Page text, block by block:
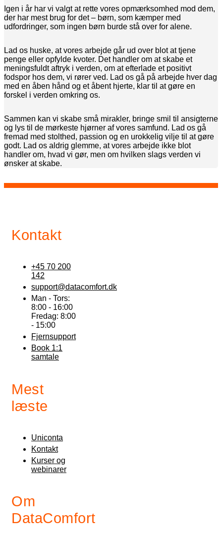
Igen i år har vi valgt at rette vores opmærksomhed mod dem,
der har mest brug for det – børn, som kæmper med
udfordringer, som ingen børn burde stå over for alene.
Lad os huske, at vores arbejde går ud over blot at tjene
penge eller opfylde kvoter. Det handler om at skabe et
meningsfuldt aftryk i verden, om at efterlade et positivt
fodspor hos dem, vi rører ved. Lad os gå på arbejde hver dag
med en åben hånd og et åbent hjerte, klar til at gøre en
forskel i verden omkring os.
Sammen kan vi skabe små mirakler, bringe smil til ansigterne
og lys til de mørkeste hjørner af vores samfund. Lad os gå
fremad med stolthed, passion og en urokkelig vilje til at gøre
godt. Lad os aldrig glemme, at vores arbejde ikke blot
handler om, hvad vi gør, men om hvilken slags verden vi
ønsker at skabe.
Kontakt
+45 70 200
142
support@datacomfort.dk
Man - Tors:
8:00 - 16:00
Fredag: 8:00
- 15:00
Fjernsupport
Book 1:1
samtale
Mest
læste
Uniconta
Kontakt
Kurser og
webinarer
Om
DataComfort